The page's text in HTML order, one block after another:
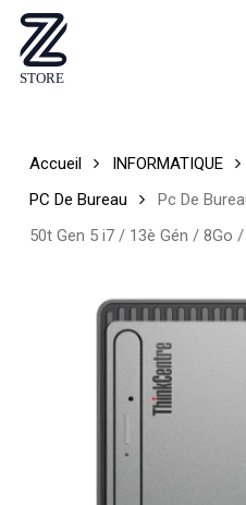
Skip
main
Accueil INFORMATIQUE
PC De Bureau
Pc De
50t Gen 5 i7 / 13è Gén / 8Go /